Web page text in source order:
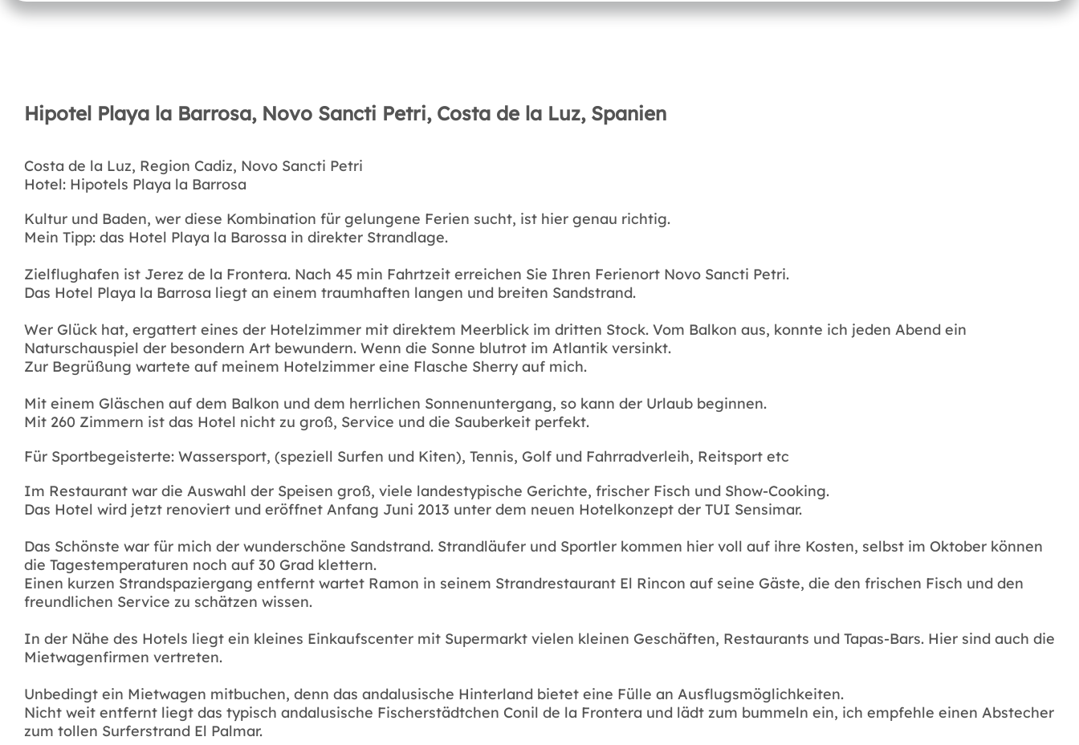
Hipotel Playa la Barrosa, Novo Sancti Petri, Costa de la Luz, Spanien
Costa de la Luz, Region Cadiz, Novo Sancti Petri
Hotel: Hipotels Playa la Barrosa
Kultur und Baden, wer diese Kombination für gelungene Ferien sucht, ist hier genau richtig.
Mein Tipp: das Hotel Playa la Barossa in direkter Strandlage.
Zielflughafen ist Jerez de la Frontera. Nach 45 min Fahrtzeit erreichen Sie Ihren Ferienort Novo Sancti Petri.
Das Hotel Playa la Barrosa liegt an einem traumhaften langen und breiten Sandstrand.
Wer Glück hat, ergattert eines der Hotelzimmer mit direktem Meerblick im dritten Stock. Vom Balkon aus, konnte ich jeden Abend ein
Naturschauspiel der besondern Art bewundern. Wenn die Sonne blutrot im Atlantik versinkt.
Zur Begrüßung wartete auf meinem Hotelzimmer eine Flasche Sherry auf mich.
Mit einem Gläschen auf dem Balkon und dem herrlichen Sonnenuntergang, so kann der Urlaub beginnen.
Mit 260 Zimmern ist das Hotel nicht zu groß, Service und die Sauberkeit perfekt.
Für Sportbegeisterte: Wassersport, (speziell Surfen und Kiten), Tennis, Golf und Fahrradverleih, Reitsport etc
Im Restaurant war die Auswahl der Speisen groß, viele landestypische Gerichte, frischer Fisch und Show-Cooking.
Das Hotel wird jetzt renoviert und eröffnet Anfang Juni 2013 unter dem neuen Hotelkonzept der TUI Sensimar.
Das Schönste war für mich der wunderschöne Sandstrand. Strandläufer und Sportler kommen hier voll auf ihre Kosten, selbst im Oktober können
die Tagestemperaturen noch auf 30 Grad klettern.
Einen kurzen Strandspaziergang entfernt wartet Ramon in seinem Strandrestaurant El Rincon auf seine Gäste, die den frischen Fisch und den
freundlichen Service zu schätzen wissen.
In der Nähe des Hotels liegt ein kleines Einkaufscenter mit Supermarkt vielen kleinen Geschäften, Restaurants und Tapas-Bars. Hier sind auch die
Mietwagenfirmen vertreten.
Unbedingt ein Mietwagen mitbuchen, denn das andalusische Hinterland bietet eine Fülle an Ausflugsmöglichkeiten.
Nicht weit entfernt liegt das typisch andalusische Fischerstädtchen Conil de la Frontera und lädt zum bummeln ein, ich empfehle einen Abstecher
zum tollen Surferstrand El Palmar.